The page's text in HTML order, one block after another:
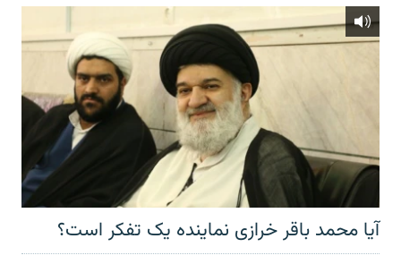
آیا محمد باقر خرازی نماینده یک تفکر است؟